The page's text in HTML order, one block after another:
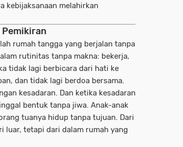
kebijaksanaan melahirkan
Pemikiran
rumah tangga yang berjalan tanpa
rutinitas tanpa makna: bekerja,
tidak lagi berbicara dari hati ke
dan tidak lagi berdoa bersama.
kesadaran. Dan ketika kesadaran
bentuk tanpa jiwa. Anak-anak
tuanya hidup tanpa tujuan. Dari
luar, tetapi dari dalam rumah yang